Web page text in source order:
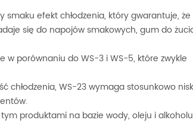
efekt chłodzenia, który gwarantuje, że
się do napojów smakowych, gum do
w porównaniu do WS-3 i WS-5, które zwykle
chłodzenia, WS-23 wymaga stosunkowo
produktami na bazie wody, oleju i